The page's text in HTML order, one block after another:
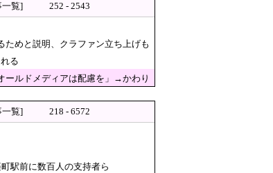
若手男性研究者は……
スチック爆弾搭載！
液を確保できなかっ
で活動するな」と
ンドン五輪は銅メダ
一覧]
252 - 2543
めと説明、クラファン立ち上げも
る
ールドメディアは配慮を」→かわり
一覧]
218 - 6572
駅前に数百人の支持者ら